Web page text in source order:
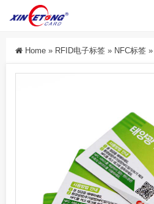
Home » RFID电子标签 » NFC标签 »